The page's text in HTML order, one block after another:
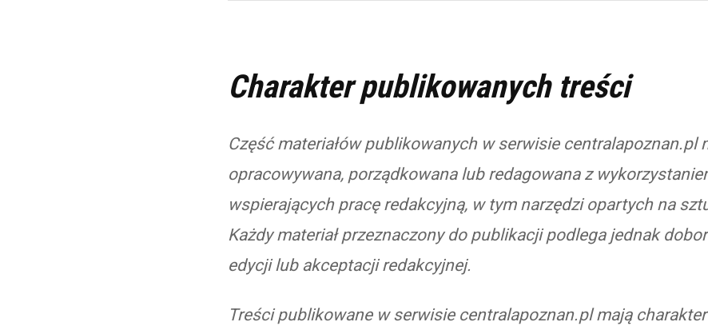
Charakter publikowanych treści
Część materiałów publikowanych w serwisie centralapoznan.pl
opracowywana, porządkowana lub redagowana z
wspierających pracę redakcyjną, w tym narzędzi opartych na
Każdy materiał przeznaczony do publikacji podlega jednak
edycji lub akceptacji redakcyjnej.
Treści publikowane w serwisie centralapoznan.pl mają